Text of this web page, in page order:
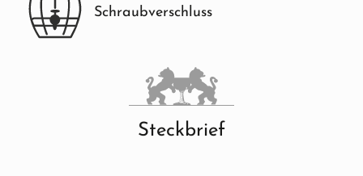
Schraubverschluss
Steckbrief